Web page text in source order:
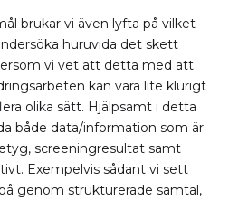
brukar vi även lyfta på vilket
huruvida det skett
vi vet att detta med att
kan vara lite klurigt
olika sätt. Hjälpsamt i detta
både data/information som är
screeningresultat samt
Exempelvis sådant vi sett
genom strukturerade samtal,